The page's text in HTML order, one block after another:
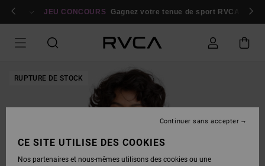
Se connecter / s'inscrire
JEU CONCOURS Gagnez votre tenue de sport RVCA
RUPTURE DE STOCK
CE SITE UTILISE DES COOKIES
Nos partenaires et nous-mêmes utilisons des cookies ou une
Continuer sans accepter